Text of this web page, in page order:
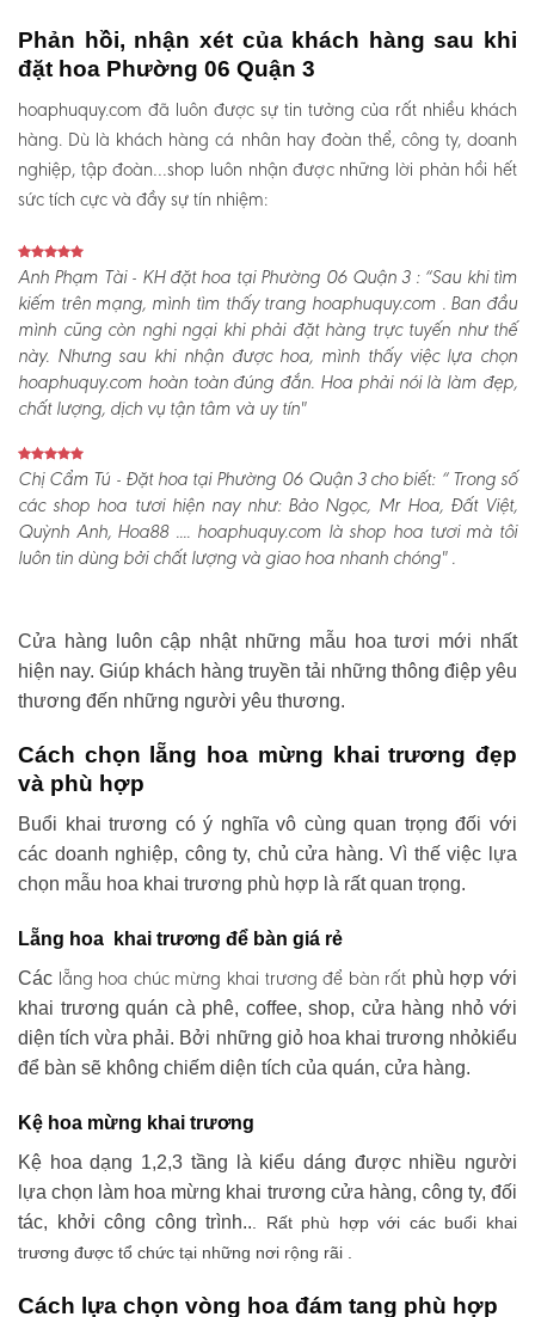
Phản hồi, nhận xét của khách hàng sau khi
đặt hoa Phường 06 Quận 3
hoaphuquy.com đã luôn được sự tin tưởng của rất nhiều khách
hàng. Dù là khách hàng cá nhân hay đoàn thể, công ty, doanh
nghiệp, tập đoàn…shop luôn nhận được những lời phản hồi hết
sức tích cực và đầy sự tín nhiệm:
Anh Phạm Tài - KH đặt hoa tại Phường 06 Quận 3 :“Sau khi tìm
kiếm trên mạng, mình tìm thấy trang hoaphuquy.com . Ban đầu
mình cũng còn nghi ngại khi phải đặt hàng trực tuyến như thế
này. Nhưng sau khi nhận được hoa, mình thấy việc lựa chọn
hoaphuquy.com hoàn toàn đúng đắn. Hoa phải nói là làm đẹp,
chất lượng, dịch vụ tận tâm và uy tín"
Chị Cẩm Tú - Đặt hoa tại Phường 06 Quận 3 cho biết:“ Trong số
các shop hoa tươi hiện nay như: Bảo Ngọc, Mr Hoa, Đất Việt,
Quỳnh Anh, Hoa88 .... hoaphuquy.com là shop hoa tươi mà tôi
luôn tin dùng bởi chất lượng và giao hoa nhanh chóng" .
Cửa hàng luôn cập nhật những mẫu hoa tươi mới nhất
hiện nay. Giúp khách hàng truyền tải những thông điệp yêu
thương đến những người yêu thương.
Cách chọn lẵng hoa mừng khai trương đẹp
và phù hợp
Buổi khai trương có ý nghĩa vô cùng quan trọng đối với
các doanh nghiệp, công ty, chủ cửa hàng. Vì thế việc lựa
chọn mẫu hoa khai trương phù hợp là rất quan trọng.
Lẵng hoa khai trương để bàn giá rẻ
Các lẵng hoa chúc mừng khai trương để bàn rất phù hợp với
khai trương quán cà phê, coffee, shop, cửa hàng nhỏ với
diện tích vừa phải. Bởi những giỏ hoa khai trương nhỏkiểu
để bàn sẽ không chiếm diện tích của quán, cửa hàng.
Kệ hoa mừng khai trương
Kệ hoa dạng 1,2,3 tầng là kiểu dáng được nhiều người
lựa chọn làm hoa mừng khai trương cửa hàng, công ty, đối
tác, khởi công công trình.. . Rất phù hợp với các buổi khai
trương được tổ chức tại những nơi rộng rãi .
Cách lựa chọn vòng hoa đám tang phù hợp